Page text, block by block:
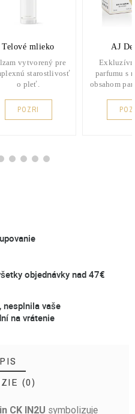
Telové mlieko
vytvorený pre
starostlivosť
o pleť.
POZRI
AJ
parfumu s
obsahom
objednávky nad 47€
vaše
na vrátenie
(0)
CK IN2U symbolizuje